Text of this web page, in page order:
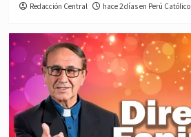
Redacción Central hace 2 días en Perú Católico